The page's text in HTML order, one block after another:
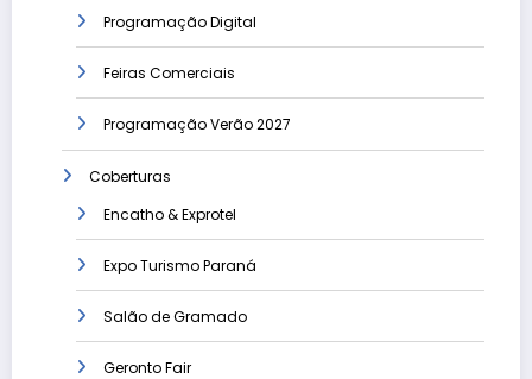
Programação Digital
Feiras Comerciais
Programação Verão 2027
Coberturas
Encatho & Exprotel
Expo Turismo Paraná
Salão de Gramado
Geronto Fair